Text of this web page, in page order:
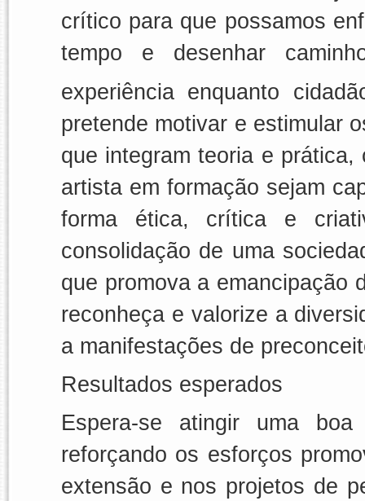
crítico para que possamos
tempo e desenhar
experiência enquanto
pretende motivar e estimular
que integram teoria e
artista em formação sejam
forma ética, crítica e
consolidação de uma
que promova a emancipação
reconheça e valorize a
a manifestações de
Resultados esperados
Espera-se atingir uma
reforçando os esforços
extensão e nos projetos de